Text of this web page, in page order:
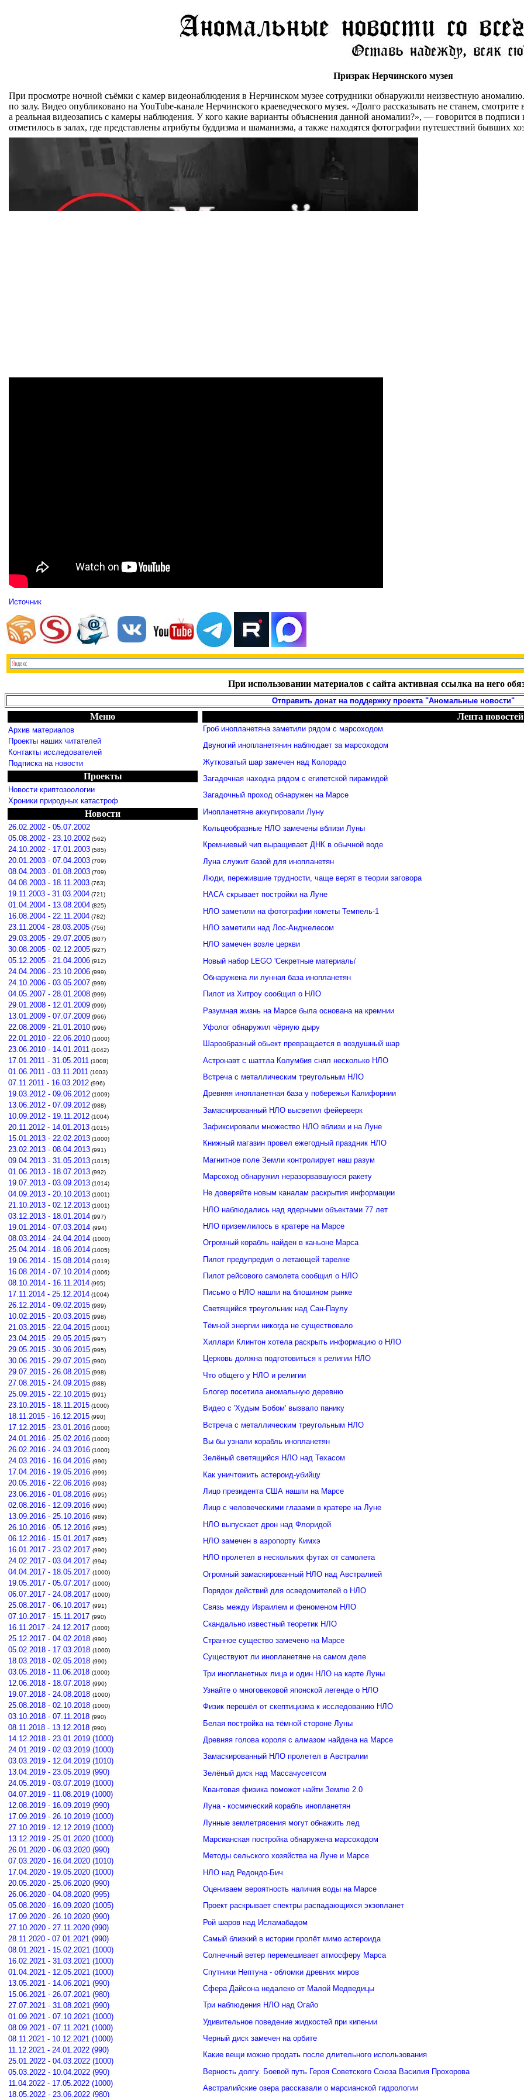
Призрак Нерчинского музея
При просмотре ночной съёмки с камер видеонаблюдения в Нерчинском музее сотрудники обнаружили неизвестную
по залу. Видео опубликовано на YouTube-канале Нерчинского краеведческого музея. «Долго рассказывать не станем,
а реальная видеозапись с камеры наблюдения. У кого какие варианты объяснения данной аномалии?», — говорится в
отметилось в залах, где представлены атрибуты буддизма и шаманизма, а также находятся фотографии путешествий бывших
Источник
При использовании материалов с сайта активная ссылка на него
Отправить донат на поддержку проекта "Аномальные новости"
Меню
Архив материалов
Проекты наших читателей
Контакты исследователей
Подписка на новости
Проекты
Новости криптозоологии
Хроники природных катастроф
Новости
26.02.2002 - 05.07.2002
05.08.2002 - 23.10.2002 (562)
24.10.2002 - 17.01.2003 (585)
20.01.2003 - 07.04.2003 (709)
08.04.2003 - 01.08.2003 (709)
04.08.2003 - 18.11.2003 (763)
19.11.2003 - 31.03.2004 (721)
01.04.2004 - 13.08.2004 (825)
16.08.2004 - 22.11.2004 (782)
23.11.2004 - 28.03.2005 (756)
29.03.2005 - 29.07.2005 (807)
30.08.2005 - 02.12.2005 (927)
05.12.2005 - 21.04.2006 (912)
24.04.2006 - 23.10.2006 (999)
24.10.2006 - 03.05.2007 (999)
04.05.2007 - 28.01.2008 (999)
29.01.2008 - 12.01.2009 (999)
13.01.2009 - 07.07.2009 (966)
22.08.2009 - 21.01.2010 (996)
22.01.2010 - 22.06.2010 (1000)
23.06.2010 - 14.01.2011 (1042)
17.01.2011 - 31.05.2011 (1008)
01.06.2011 - 03.11.2011 (1003)
07.11.2011 - 16.03.2012 (996)
19.03.2012 - 09.06.2012 (1009)
13.06.2012 - 07.09.2012 (988)
10.09.2012 - 19.11.2012 (1004)
20.11.2012 - 14.01.2013 (1015)
15.01.2013 - 22.02.2013 (1000)
23.02.2013 - 08.04.2013 (991)
09.04.2013 - 31.05.2013 (1015)
01.06.2013 - 18.07.2013 (992)
19.07.2013 - 03.09.2013 (1014)
04.09.2013 - 20.10.2013 (1001)
21.10.2013 - 02.12.2013 (1001)
03.12.2013 - 18.01.2014 (997)
19.01.2014 - 07.03.2014 (994)
08.03.2014 - 24.04.2014 (1000)
25.04.2014 - 18.06.2014 (1005)
19.06.2014 - 15.08.2014 (1019)
16.08.2014 - 07.10.2014 (1006)
08.10.2014 - 16.11.2014 (995)
17.11.2014 - 25.12.2014 (1004)
26.12.2014 - 09.02.2015 (989)
10.02.2015 - 20.03.2015 (998)
21.03.2015 - 22.04.2015 (1001)
23.04.2015 - 29.05.2015 (997)
29.05.2015 - 30.06.2015 (995)
30.06.2015 - 29.07.2015 (990)
29.07.2015 - 26.08.2015 (998)
27.08.2015 - 24.09.2015 (988)
25.09.2015 - 22.10.2015 (991)
23.10.2015 - 18.11.2015 (1000)
18.11.2015 - 16.12.2015 (990)
17.12.2015 - 23.01.2016 (1000)
24.01.2016 - 25.02.2016 (1000)
26.02.2016 - 24.03.2016 (1000)
24.03.2016 - 16.04.2016 (990)
17.04.2016 - 19.05.2016 (999)
20.05.2016 - 22.06.2016 (993)
23.06.2016 - 01.08.2016 (995)
02.08.2016 - 12.09.2016 (990)
13.09.2016 - 25.10.2016 (989)
26.10.2016 - 05.12.2016 (995)
06.12.2016 - 15.01.2017 (995)
16.01.2017 - 23.02.2017 (990)
24.02.2017 - 03.04.2017 (994)
04.04.2017 - 18.05.2017 (1000)
19.05.2017 - 05.07.2017 (1000)
06.07.2017 - 24.08.2017 (1000)
25.08.2017 - 06.10.2017 (991)
07.10.2017 - 15.11.2017 (990)
16.11.2017 - 24.12.2017 (1000)
25.12.2017 - 04.02.2018 (990)
05.02.2018 - 17.03.2018 (1000)
18.03.2018 - 02.05.2018 (990)
03.05.2018 - 11.06.2018 (1000)
12.06.2018 - 18.07.2018 (990)
19.07.2018 - 24.08.2018 (1000)
25.08.2018 - 02.10.2018 (1000)
03.10.2018 - 07.11.2018 (990)
08.11.2018 - 13.12.2018 (990)
14.12.2018 - 23.01.2019 (1000)
24.01.2019 - 02.03.2019 (1000)
03.03.2019 - 12.04.2019 (1010)
13.04.2019 - 23.05.2019 (990)
24.05.2019 - 03.07.2019 (1000)
04.07.2019 - 11.08.2019 (1000)
12.08.2019 - 16.09.2019 (990)
17.09.2019 - 26.10.2019 (1000)
27.10.2019 - 12.12.2019 (1000)
13.12.2019 - 25.01.2020 (1000)
26.01.2020 - 06.03.2020 (990)
07.03.2020 - 16.04.2020 (1010)
17.04.2020 - 19.05.2020 (1000)
20.05.2020 - 25.06.2020 (990)
26.06.2020 - 04.08.2020 (995)
05.08.2020 - 16.09.2020 (1005)
17.09.2020 - 26.10.2020 (990)
27.10.2020 - 27.11.2020 (990)
28.11.2020 - 07.01.2021 (990)
08.01.2021 - 15.02.2021 (1000)
16.02.2021 - 31.03.2021 (1000)
01.04.2021 - 12.05.2021 (1000)
13.05.2021 - 14.06.2021 (990)
15.06.2021 - 26.07.2021 (980)
27.07.2021 - 31.08.2021 (990)
01.09.2021 - 07.10.2021 (1000)
08.09.2021 - 07.11.2021 (1000)
08.11.2021 - 10.12.2021 (1000)
11.12.2021 - 24.01.2022 (990)
25.01.2022 - 04.03.2022 (1000)
05.03.2022 - 10.04.2022 (990)
11.04.2022 - 17.05.2022 (1000)
18.05.2022 - 23.06.2022 (980)
Лента новостей
Гроб инопланетяна заметили рядом с марсоходом
Двуногий инопланетянин наблюдает за марсоходом
Жутковатый шар замечен над Колорадо
Загадочная находка рядом с египетской пирамидой
Загадочный проход обнаружен на Марсе
Инопланетяне аккупировали Луну
Кольцеобразные НЛО замечены вблизи Луны
Кремниевый чип выращивает ДНК в обычной воде
Луна служит базой для инопланетян
Люди, пережившие трудности, чаще верят в теории заговора
НАСА скрывает постройки на Луне
НЛО заметили на фотографии кометы Темпель-1
НЛО заметили над Лос-Анджелесом
НЛО замечен возле церкви
Новый набор LEGO 'Секретные материалы'
Обнаружена ли лунная база инопланетян
Пилот из Хитроу сообщил о НЛО
Разумная жизнь на Марсе была основана на кремнии
Уфолог обнаружил чёрную дыру
Шарообразный обьект превращается в воздушный шар
Астронавт с шаттла Колумбия снял несколько НЛО
Встреча с металлическим треугольным НЛО
Древняя инопланетная база у побережья Калифорнии
Замаскированный НЛО высветил фейерверк
Зафиксировали множество НЛО вблизи и на Луне
Книжный магазин провел ежегодный праздник НЛО
Магнитное поле Земли контролирует наш разум
Марсоход обнаружил неразорвавшуюся ракету
Не доверяйте новым каналам раскрытия информации
НЛО наблюдались над ядерными объектами 77 лет
НЛО приземлилось в кратере на Марсе
Огромный корабль найден в каньоне Марса
Пилот предупредил о летающей тарелке
Пилот рейсового самолета сообщил о НЛО
Письмо о НЛО нашли на блошином рынке
Светящийся треугольник над Сан-Паулу
Тёмной энергии никогда не существовало
Хиллари Клинтон хотела раскрыть информацию о НЛО
Церковь должна подготовиться к религии НЛО
Что общего у НЛО и религии
Блогер посетила аномальную деревню
Видео с 'Худым Бобом' вызвало панику
Встреча с металлическим треугольным НЛО
Вы бы узнали корабль инопланетян
Зелёный светящийся НЛО над Техасом
Как уничтожить астероид-убийцу
Лицо президента США нашли на Марсе
Лицо с человеческими глазами в кратере на Луне
НЛО выпускает дрон над Флоридой
НЛО замечен в аэропорту Кимхэ
НЛО пролетел в нескольких футах от самолета
Огромный замаскированный НЛО над Австралией
Порядок действий для осведомителей о НЛО
Связь между Израилем и феноменом НЛО
Скандально известный теоретик НЛО
Странное существо замечено на Марсе
Существуют ли инопланетяне на самом деле
Три инопланетных лица и один НЛО на карте Луны
Узнайте о многовековой японской легенде о НЛО
Физик перешёл от скептицизма к исследованию НЛО
Белая постройка на тёмной стороне Луны
Древняя голова короля с алмазом найдена на Марсе
Замаскированный НЛО пролетел в Австралии
Зелёный диск над Массачусетсом
Квантовая физика поможет найти Землю 2.0
Луна - космический корабль инопланетян
Лунные землетрясения могут обнажить лед
Марсианская постройка обнаружена марсоходом
Методы сельского хозяйства на Луне и Марсе
НЛО над Редондо-Бич
Оцениваем вероятность наличия воды на Марсе
Проект раскрывает спектры распадающихся экзопланет
Рой шаров над Исламабадом
Самый близкий в истории пролёт мимо астероида
Солнечный ветер перемешивает атмосферу Марса
Спутники Нептуна - обломки древних миров
Сфера Дайсона недалеко от Малой Медведицы
Три наблюдения НЛО над Огайо
Удивительное поведение жидкостей при кипении
Черный диск замечен на орбите
Какие вещи можно продать после длительного использования
Верность долгу. Боевой путь Героя Советского Союза Василия Прохорова
Австралийские озера рассказали о марсианской гидрологии